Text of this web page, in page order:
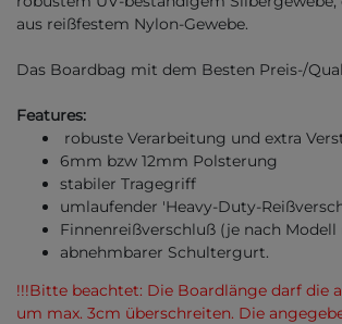
aus reißfestem Nylon-Gewebe.
Das Boardbag mit dem Besten Preis-/
Features:
robuste Verarbeitung und extra
6mm bzw 12mm Polsterung
stabiler Tragegriff
umlaufender 'Heavy-Duty-
Finnenreißverschluß (je nach Modell
abnehmbarer Schultergurt.
!!!Bitte beachtet: Die Boardlänge darf die
um max. 3cm überschreiten. Die